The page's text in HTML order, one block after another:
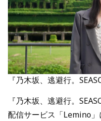
『乃木坂、逃避行。
『乃木坂、逃避行。
配信サービス「Lemino